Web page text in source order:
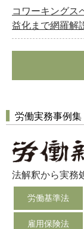
コワーキングス
益化まで網羅解
労働実務事例集
法解釈から実務
労働基準法
雇用保険法